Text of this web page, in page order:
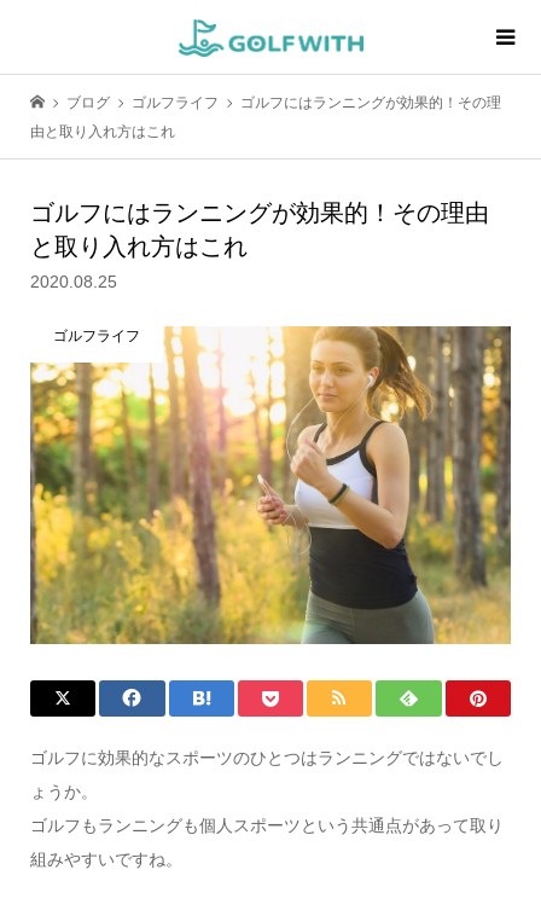
ブログ ゴルフライフ
ゴルフにはランニングが効果的！その理
由と取り入れ方はこれ
ゴルフにはランニングが効果的！その理由
と取り入れ方はこれ
2020.08.25
ゴルフライフ
ゴルフに効果的なスポーツのひとつはランニングではないでし
ょうか。
ゴルフもランニングも個人スポーツという共通点があって取り
組みやすいですね。